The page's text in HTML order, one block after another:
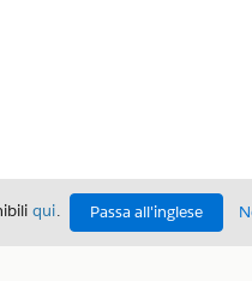
qui. Passa all'inglese